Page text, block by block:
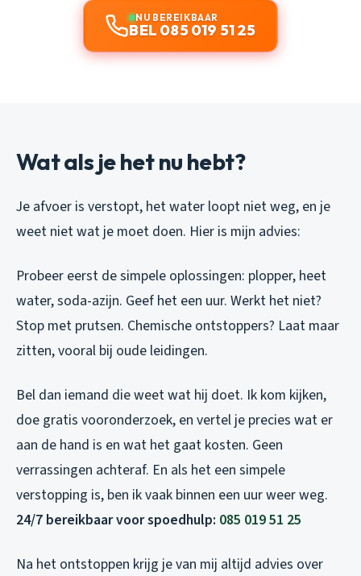
NU BEREIKBAAR
BEL 085 019 51 25
Wat als je het nu hebt?
Je afvoer is verstopt, het water loopt niet weg, en je
weet niet wat je moet doen. Hier is mijn advies:
Probeer eerst de simpele oplossingen: plopper, heet
water, soda-azijn. Geef het een uur. Werkt het niet?
Stop met prutsen. Chemische ontstoppers? Laat maar
zitten, vooral bij oude leidingen.
Bel dan iemand die weet wat hij doet. Ik kom kijken,
doe gratis vooronderzoek, en vertel je precies wat er
aan de hand is en wat het gaat kosten. Geen
verrassingen achteraf. En als het een simpele
verstopping is, ben ik vaak binnen een uur weer weg.
24/7 bereikbaar voor spoedhulp: 085 019 51 25
Na het ontstoppen krijg je van mij altijd advies over